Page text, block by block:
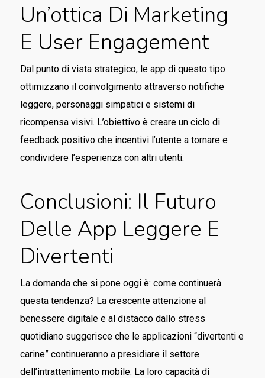
Un’ottica Di Marketing
E User Engagement
Dal punto di vista strategico, le app di questo tipo
ottimizzano il coinvolgimento attraverso notifiche
leggere, personaggi simpatici e sistemi di
ricompensa visivi. L’obiettivo è creare un ciclo di
feedback positivo che incentivi l’utente a tornare e
condividere l’esperienza con altri utenti.
Conclusioni: Il Futuro
Delle App Leggere E
Divertenti
La domanda che si pone oggi è: come continuerà
questa tendenza? La crescente attenzione al
benessere digitale e al distacco dallo stress
quotidiano suggerisce che le applicazioni “divertenti e
carine” continueranno a presidiare il settore
dell’intrattenimento mobile. La loro capacità di